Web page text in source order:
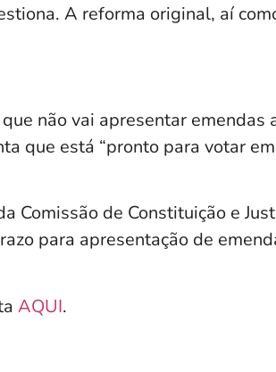
A reforma original, aí
não vai apresentar emendas
que está “pronto para votar
Comissão de Constituição e
para apresentação de
AQUI.